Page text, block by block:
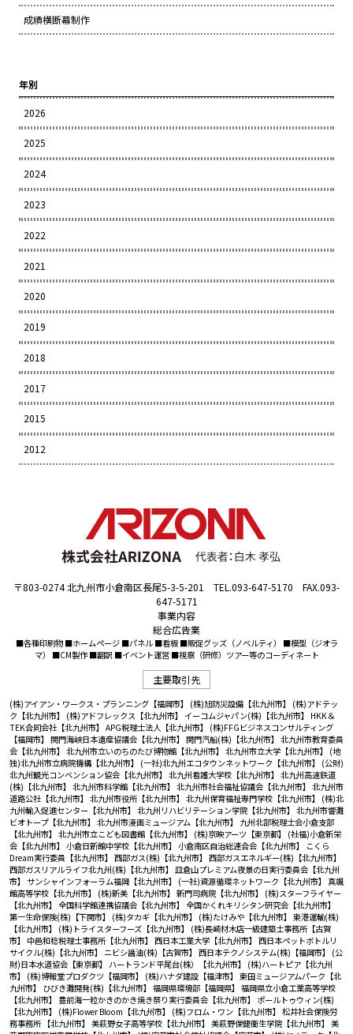
成績横断幕制作
年別
2026
2025
2024
2023
2022
2021
2020
2019
2018
2017
2015
2012
〒803-0274 北九州市小倉南区長尾5-3-5-201 TEL.093-647-5170 FAX.093-
647-5171
事業内容
総合広告業
■各種印刷物 ■ホームページ ■パネル ■看板 ■販促グッズ（ノベルティ） ■模型（ジオラ
マ） ■CM製作 ■翻訳 ■イベント運営 ■視察（研修）ツアー等のコーディネート
主要取引先
(株)アイアン・ワークス・プランニング【福岡市】 (株)旭防災設備【北九州市】 (株)アドテッ
ク【北九州市】 (株)アドフレックス【北九州市】 イーコムジャパン(株)【北九州市】 HKK＆
TEK合同会社【北九州市】 APG税理士法人【北九州市】 (株)FFGビジネスコンサルティング
【福岡市】 関門海峡日本遺産協議会【北九州市】 関門汽船(株)【北九州市】 北九州市教育委員
会【北九州市】 北九州市立いのちのたび博物館【北九州市】 北九州市立大学【北九州市】 (地
独)北九州市立病院機構【北九州市】 (一社)北九州エコタウンネットワーク【北九州市】 (公財)
北九州観光コンベンション協会【北九州市】 北九州看護大学校【北九州市】 北九州高速鉄道
(株)【北九州市】 北九州市科学館【北九州市】 北九州市社会福祉協議会【北九州市】 北九州市
道路公社【北九州市】 北九州市役所【北九州市】 北九州保育福祉専門学校【北九州市】 (株)北
九州輸入促進センター【北九州市】 北九州リハビリテーション学院【北九州市】 北九州市響灘
ビオトープ【北九州市】 北九州市漫画ミュージアム【北九州市】 九州北部税理士会小倉支部
【北九州市】 北九州市立こども図書館【北九州市】 (株)京映アーツ【東京都】 (社福)小倉新栄
会【北九州市】 小倉日新館中学校【北九州市】 小倉南区自治総連合会【北九州市】
こくら
Dream実行委員【北九州市】 西部ガス(株)【北九州市】 西部ガスエネルギー(株)【北九州市】
西部ガスリアルライフ北九州(株)【北九州市】 皿倉山プレミアム夜景の日実行委員会【北九州
市】 サンシャインフォーラム福岡【北九州市】 (一社)資源循環ネットワーク【北九州市】 真颯
館高等学校【北九州市】 (株)新美【北九州市】 新門司病院【北九州市】 (株)スターフライヤー
【北九州市】 全国科学館連携協議会【北九州市】 全国かくれキリシタン研究会【北九州市】
第一生命保険(株)【下関市】 (株)タカギ【北九州市】 (株)たけみや【北九州市】 東港運輸(株)
【北九州市】 (株)トライスターフーズ【北九州市】 (株)長崎材木店一級建築士事務所【古賀
市】 中邑和稔税理士事務所【北九州市】 西日本工業大学【北九州市】 西日本ペットボトルリ
サイクル(株)【北九州市】 ニビシ醤油(株)【古賀市】 西日本テクノシステム(株)【福岡市】 (公
財)日本水道協会【東京都】 ハートランド平尾台(株）【北九州市】 (株)ハートピア【北九州
市】 (株)博報堂プロダクツ【福岡市】 (株)ハナダ建設【福津市】 東田ミュージアムパーク【北
九州市】 ひびき灘開発(株)【北九州市】 福岡県環境部【福岡県】 福岡県立小倉工業高等学校
【北九州市】 豊前海一粒かきのかき焼き祭り実行委員会【北九州市】 ポールトゥウィン(株)
【北九州市】 (株)Flower Bloom【北九州市】 (株)フロム・ワン【北九州市】 松井社会保険労
務事務所 【北九州市】 美萩野女子高等学校【北九州市】 美萩野保健衛生学院【北九州市】 美